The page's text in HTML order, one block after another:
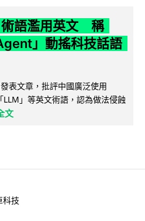
術語濫用英文 稱
」動搖科技話語
表文章，批評中國廣泛使用
LLM」等英文術語，認為做法侵蝕
文
科技